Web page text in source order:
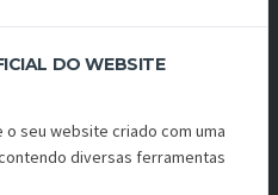
DO WEBSITE
o seu website criado com uma
diversas ferramentas